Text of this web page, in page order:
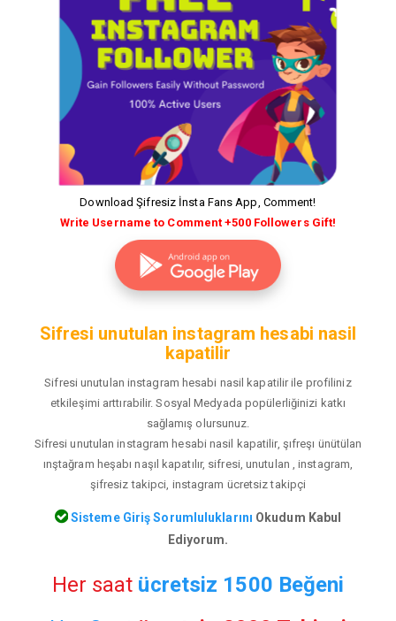
Download Şifresiz İnsta Fans App, Comment!
Write Username to Comment +500 Followers Gift!
Sifresi unutulan instagram hesabi nasil
kapatilir
Sifresi unutulan instagram hesabi nasil kapatilir ile profiliniz
etkileşimi arttırabilir. Sosyal Medyada popülerliğinizi katkı
sağlamış olursunuz.
Sifresi unutulan instagram hesabi nasil kapatilir, şıfreşı ünütülan
ınştağram heşabı naşıl kapatılır, sifresi, unutulan , instagram,
şifresiz takipci, instagram ücretsiz takipçi
Sisteme Giriş Sorumluluklarını Okudum Kabul
Ediyorum.
Her saat ücretsiz 1500 Beğeni